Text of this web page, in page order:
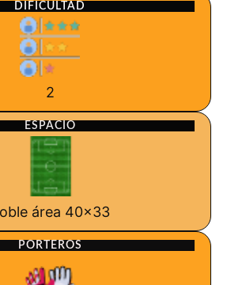
DIFICULTAD
2
ESPACIO
área 40x33
PORTEROS